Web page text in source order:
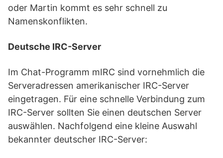
oder Martin kommt es sehr schnell zu
Namenskonflikten.
Deutsche IRC-Server
Im Chat-Programm mIRC sind vornehmlich die
Serveradressen amerikanischer IRC-Server
eingetragen. Für eine schnelle Verbindung zum
IRC-Server sollten Sie einen deutschen Server
auswählen. Nachfolgend eine kleine Auswahl
bekannter deutscher IRC-Server: